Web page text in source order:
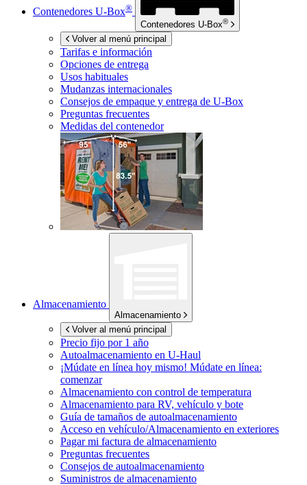
Contenedores U-Box®
Contenedores U-Box®
Volver al menú principal
Tarifas e información
Opciones de entrega
Usos habituales
Mudanzas internacionales
Consejos de empaque y entrega de U-Box
Preguntas frecuentes
Medidas del contenedor
Almacenamiento
Almacenamiento
Volver al menú principal
Precio fijo por 1 año
Autoalmacenamiento en U-Haul
¡Múdate en línea hoy mismo! Múdate en línea:
comenzar
Almacenamiento con control de temperatura
Almacenamiento para RV, vehículo y bote
Guía de tamaños de autoalmacenamiento
Acceso en vehículo/Almacenamiento en exteriores
Pagar mi factura de almacenamiento
Preguntas frecuentes
Consejos de autoalmacenamiento
Suministros de almacenamiento